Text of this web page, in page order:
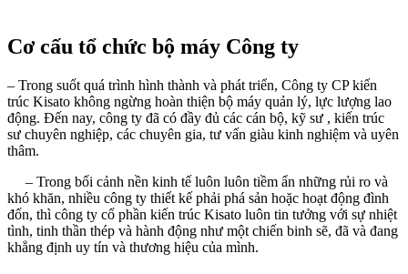
Cơ cấu tổ chức bộ máy Công ty
– Trong suốt quá trình hình thành và phát triển, Công ty CP kiến
trúc Kisato không ngừng hoàn thiện bộ máy quản lý, lực lượng lao
động. Đến nay, công ty đã có đầy đủ các cán bộ, kỹ sư , kiến trúc
sư chuyên nghiệp, các chuyên gia, tư vấn giàu kinh nghiệm và uyên
thâm.
– Trong bối cảnh nền kinh tế luôn luôn tiềm ẩn những rủi ro và
khó khăn, nhiều công ty thiết kế phải phá sản hoặc hoạt động đình
đốn, thì công ty cổ phần kiến trúc Kisato luôn tin tưởng với sự nhiệt
tình, tinh thần thép và hành động như một chiến binh sẽ, đã và đang
khẳng định uy tín và thương hiệu của mình.